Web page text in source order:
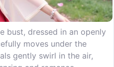
bust, dressed in an openly
moves under the
gently swirl in the air,